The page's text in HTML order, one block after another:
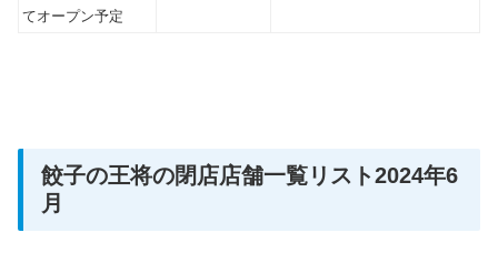
てオープン予定
餃子の王将の閉店店舗一覧リスト2024年6
月